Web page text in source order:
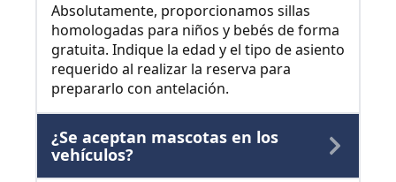
Absolutamente, proporcionamos sillas
homologadas para niños y bebés de forma
gratuita. Indique la edad y el tipo de asiento
requerido al realizar la reserva para
prepararlo con antelación.
¿Se aceptan mascotas en los
vehículos?